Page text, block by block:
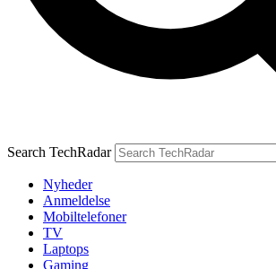
Search TechRadar
Nyheder
Anmeldelse
Mobiltelefoner
TV
Laptops
Gaming